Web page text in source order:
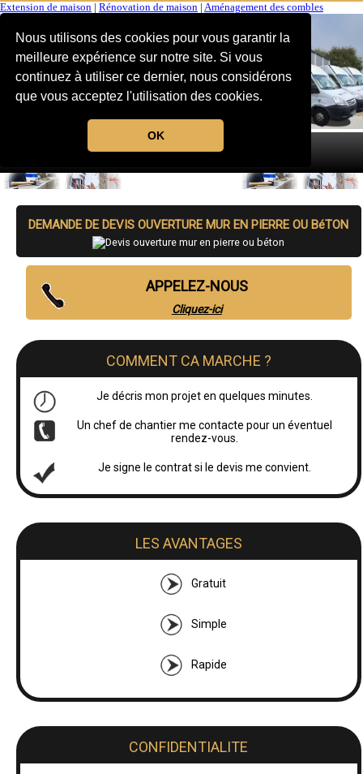
Nous utilisons des cookies pour vous garantir la
meilleure expérience sur notre site. Si vous
continuez à utiliser ce dernier, nous considérons
que vous acceptez l'utilisation des cookies.
OK
Extension de maison Rénovation de maison Aménagement des combles
MENU
DEMANDE DE DEVIS OUVERTURE MUR EN PIERRE OU BéTON
APPELEZ-NOUS
Cliquez-ici
COMMENT CA MARCHE ?
Je décris mon projet en quelques minutes.
Un chef de chantier me contacte pour un éventuel
rendez-vous.
Je signe le contrat si le devis me convient.
LES AVANTAGES
Gratuit
Simple
Rapide
CONFIDENTIALITE